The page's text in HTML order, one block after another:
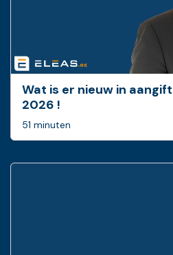
Wat is er nieuw in
2026 !
51 minuten